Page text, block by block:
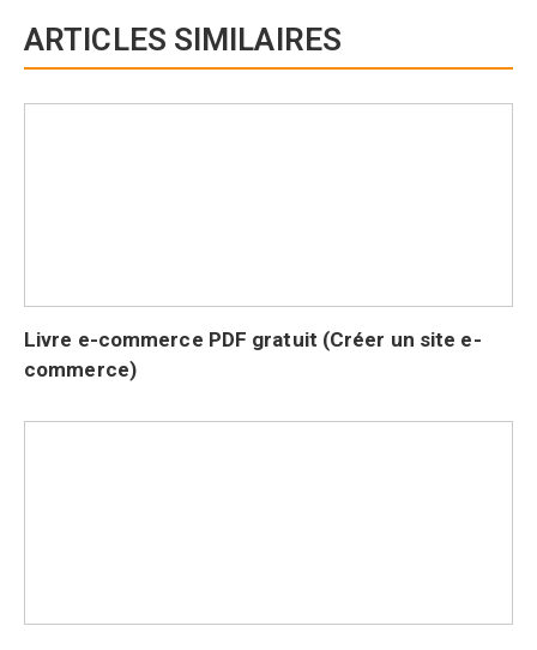
ARTICLES SIMILAIRES
Livre e-commerce PDF gratuit (Créer un site e-
commerce)